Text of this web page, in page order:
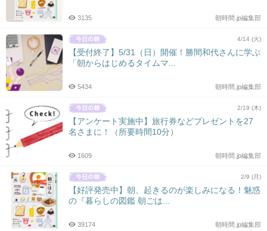
朝時間.jp編集部
3135
4/14 (火)
【受付終了】5/31（日）開催！勝間和代さんに学ぶ
「朝からはじめるタイムマ...
朝時間.jp編集部
5434
2/19 (木)
【アンケート実施中】旅行券などプレゼントを27
名さまに！（所要時間10分）
朝時間.jp編集部
1609
2/9 (月)
【好評発売中】朝、起きるのが楽しみになる！魅惑
の『暮らしの図鑑 朝ごは...
朝時間.jp編集部
39174